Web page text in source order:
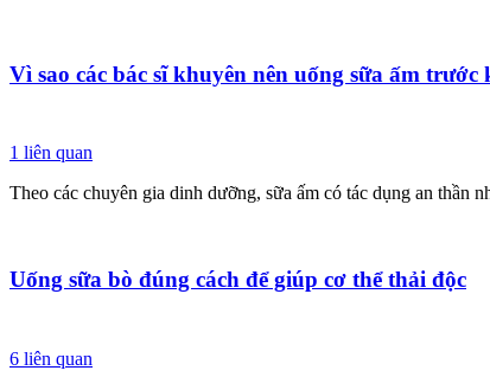
Vì sao các bác sĩ khuyên nên uống sữa ấm trước
1 liên quan
Theo các chuyên gia dinh dưỡng, sữa ấm có tác dụng an thần
Uống sữa bò đúng cách để giúp cơ thể thải độc
6 liên quan